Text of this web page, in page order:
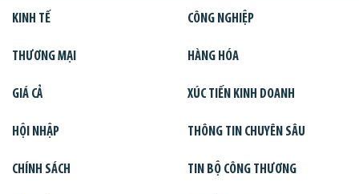
KINH TẾ CÔNG NGHIỆP
THƯƠNG MẠI HÀNG HÓA
GIÁ CẢ XÚC TIẾN KINH DOANH
HỘI NHẬP THÔNG TIN CHUYÊN SÂU
CHÍNH SÁCH TIN BỘ CÔNG THƯƠNG